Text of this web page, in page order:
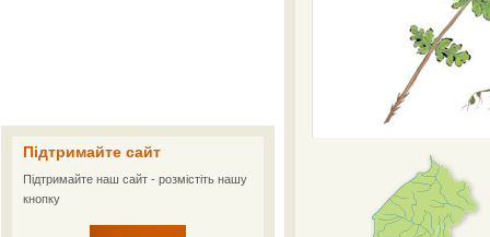
Підтримайте сайт
Підтримайте наш сайт - розмістіть нашу
кнопку